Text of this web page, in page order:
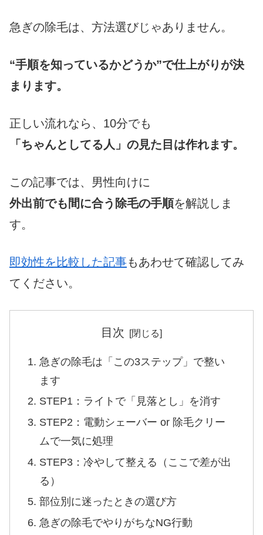
急ぎの除毛は、方法選びじゃありません。
“手順を知っているかどうか”で仕上がりが決
まります。
正しい流れなら、10分でも
「ちゃんとしてる人」の見た目は作れます。
この記事では、男性向けに
外出前でも間に合う除毛の手順を解説しま
す。
即効性を比較した記事もあわせて確認してみ
てください。
目次
急ぎの除毛は「この3ステップ」で整い
ます
STEP1：ライトで「見落とし」を消す
STEP2：電動シェーバー or 除毛クリー
ムで一気に処理
STEP3：冷やして整える（ここで差が出
る）
部位別に迷ったときの選び方
急ぎの除毛でやりがちなNG行動